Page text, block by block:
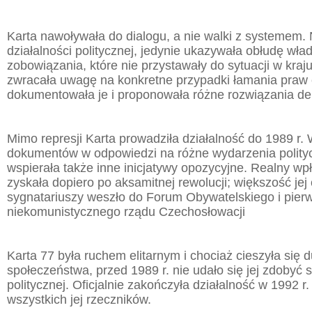
Karta nawoływała do dialogu, a nie walki z systemem.
działalności politycznej, jedynie ukazywała obłudę
zobowiązania, które nie przystawały do sytuacji w
zwracała uwagę na konkretne przypadki łamania praw
dokumentowała je i proponowała różne rozwiązania
Mimo represji Karta prowadziła działalność do 1989 r.
dokumentów w odpowiedzi na różne wydarzenia
wspierała także inne inicjatywy opozycyjne. Realny
zyskała dopiero po aksamitnej rewolucji; większość jej
sygnatariuszy weszło do Forum Obywatelskiego i
niekomunistycznego rządu Czechosłowacji
Karta 77 była ruchem elitarnym i chociaż cieszyła się
społeczeństwa, przed 1989 r. nie udało się jej zdobyć
politycznej. Oficjalnie zakończyła działalność w 1992
wszystkich jej rzeczników.